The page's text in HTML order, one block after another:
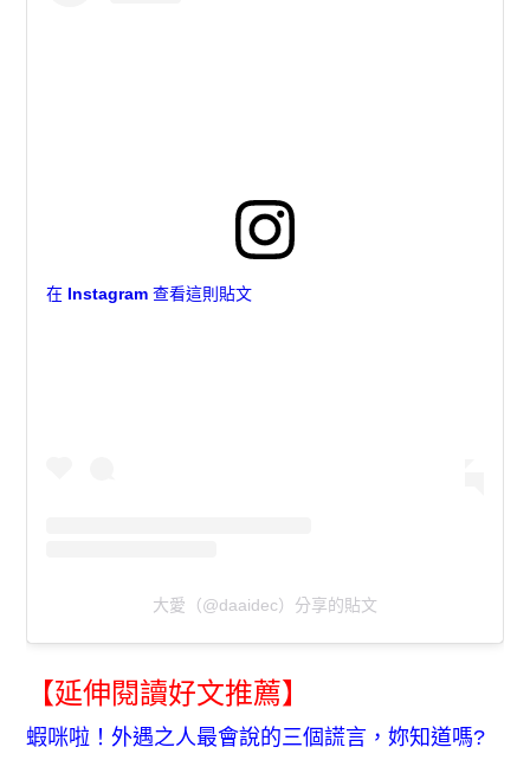
在 Instagram 查看這則貼文
大愛（@daaidec）分享的貼文
【延伸閱讀好文推薦】
蝦咪啦！外遇之人最會說的三個謊言，妳知道嗎?